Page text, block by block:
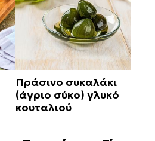
Πράσινο συκαλάκι
(άγριο σύκο) γλυκό
κουταλιού